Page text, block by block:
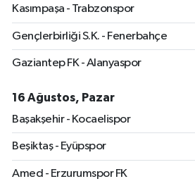
Kasımpaşa - Trabzonspor
Gençlerbirliği S.K. - Fenerbahçe
Gaziantep FK - Alanyaspor
16 Ağustos, Pazar
Başakşehir - Kocaelispor
Beşiktaş - Eyüpspor
Amed - Erzurumspor FK